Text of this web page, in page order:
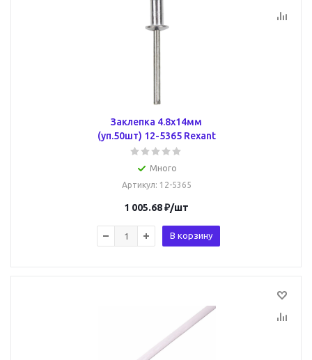
Заклепка 4.8х14мм
(уп.50шт) 12-5365 Rexant
Много
Артикул: 12-5365
1 005.68₽/шт
В корзину